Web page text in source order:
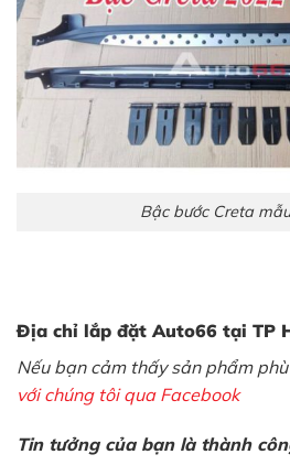
Bậc bước Creta
Địa chỉ lắp đặt Auto66 tại TP
Nếu bạn cảm thấy sản phẩm
với chúng tôi qua Facebook
Tin tưởng của bạn là thành